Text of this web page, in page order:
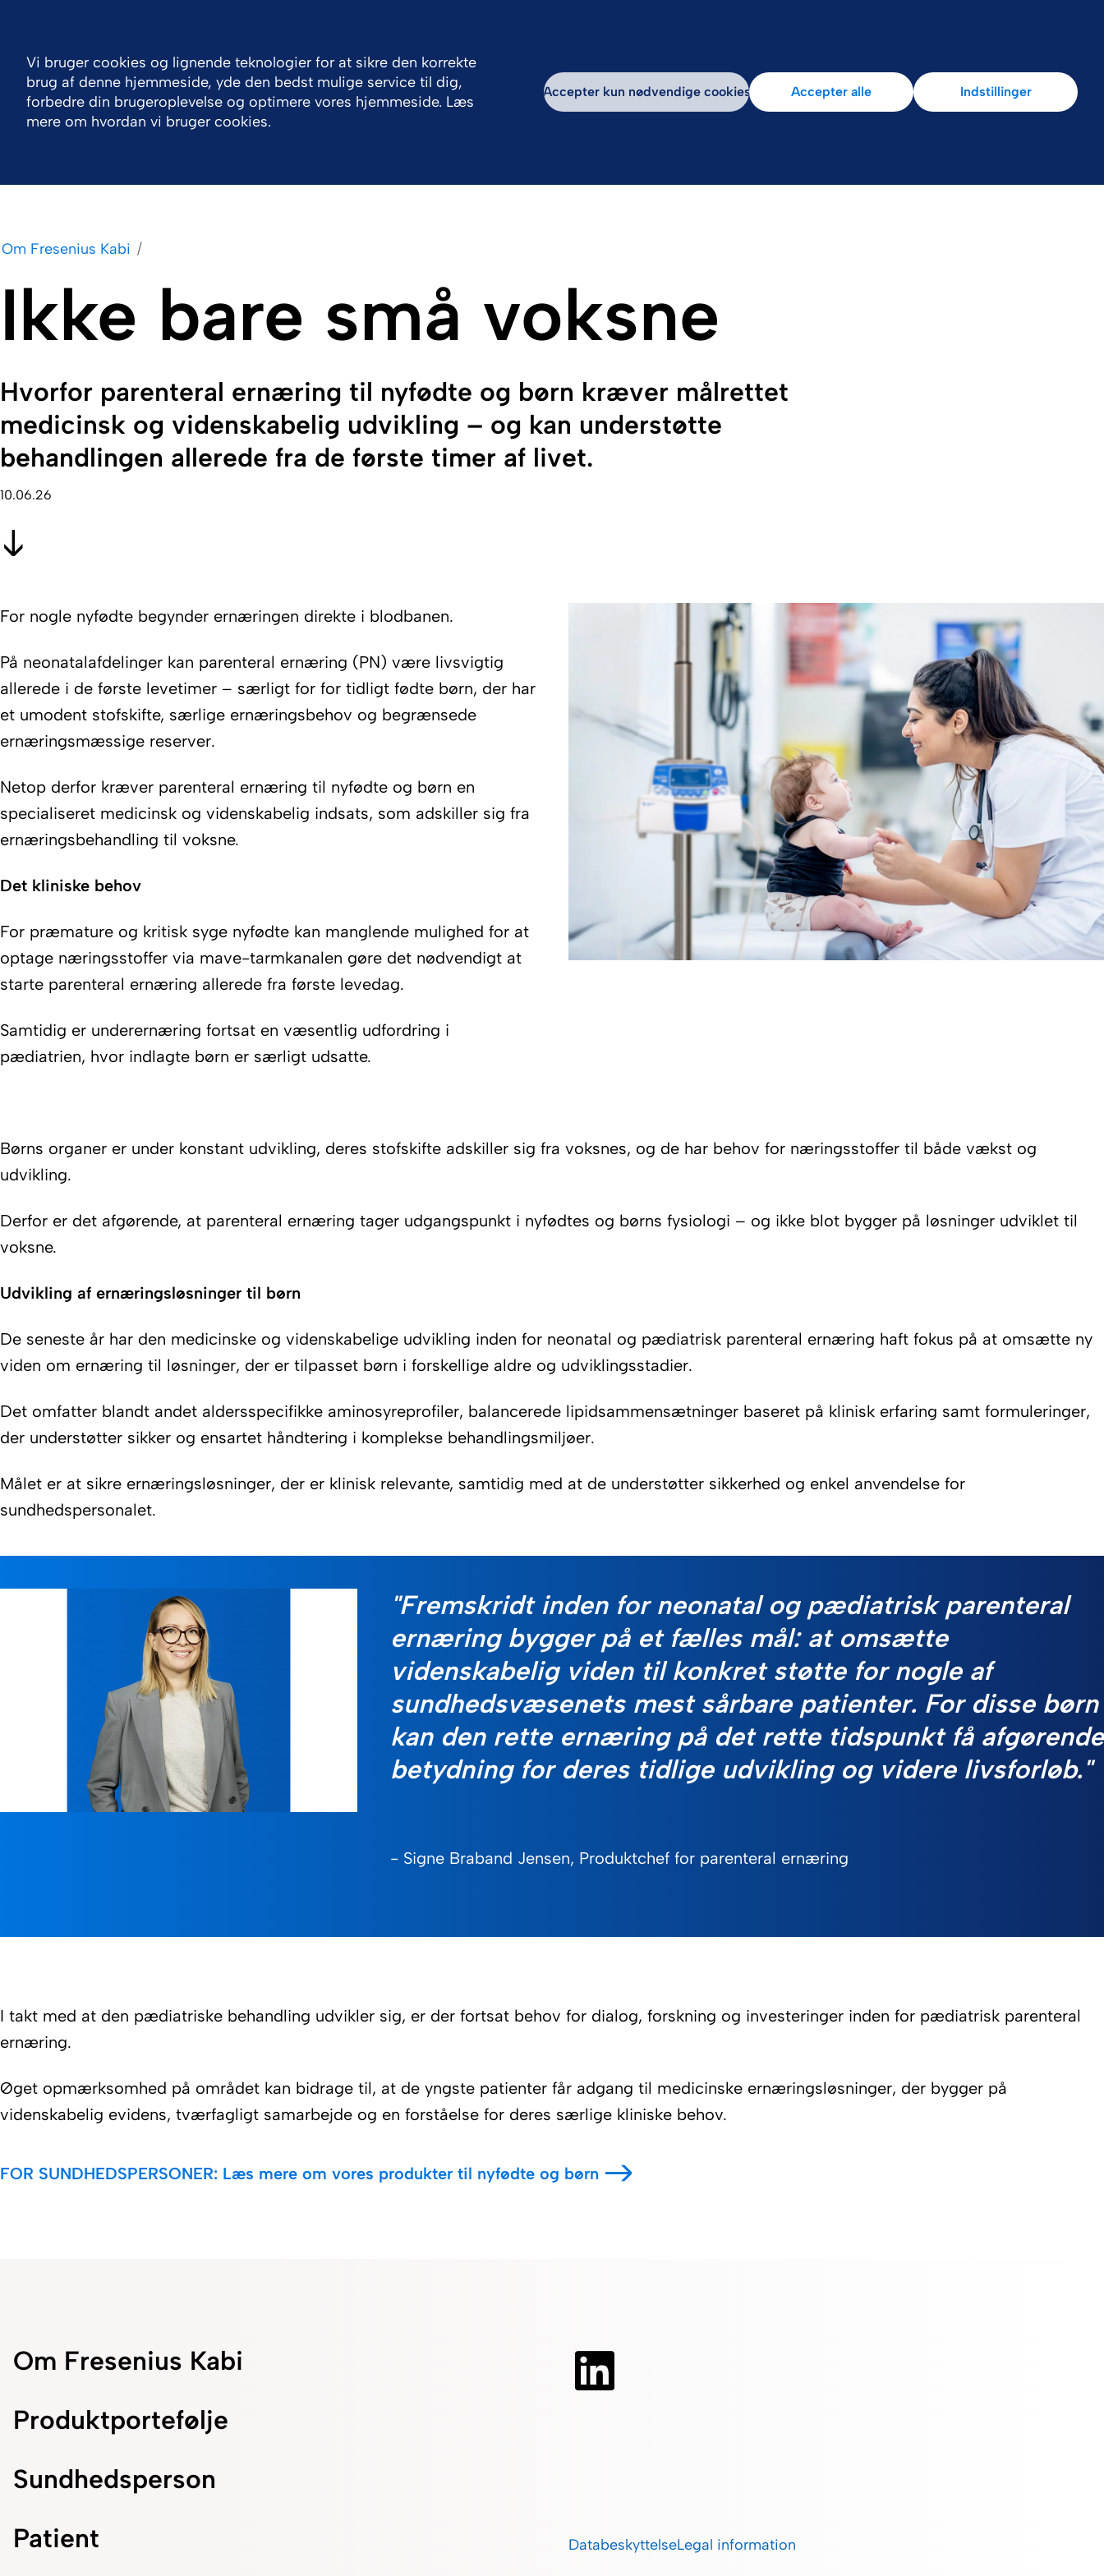
Om Fresenius Kabi Produktportefølje Sundhedsperson Patient
Om Fresenius Kabi
Ikke bare små voksne
Hvorfor parenteral ernæring til nyfødte og børn kræver målrettet
medicinsk og videnskabelig udvikling – og kan understøtte
behandlingen allerede fra de første timer af livet.
10.06.26
For nogle nyfødte begynder ernæringen direkte i blodbanen.
På neonatalafdelinger kan parenteral ernæring (PN) være livsvigtig
allerede i de første levetimer – særligt for for tidligt fødte børn, der har
et umodent stofskifte, særlige ernæringsbehov og begrænsede
ernæringsmæssige reserver.
Netop derfor kræver parenteral ernæring til nyfødte og børn en
specialiseret medicinsk og videnskabelig indsats, som adskiller sig fra
ernæringsbehandling til voksne.
Det kliniske behov
For præmature og kritisk syge nyfødte kan manglende mulighed for at
optage næringsstoffer via mave-tarmkanalen gøre det nødvendigt at
starte parenteral ernæring allerede fra første levedag.
Samtidig er underernæring fortsat en væsentlig udfordring i
pædiatrien, hvor indlagte børn er særligt udsatte.
Børns organer er under konstant udvikling, deres stofskifte adskiller sig fra voksnes, og de har behov for næringsstoffer til både vækst og
udvikling.
Derfor er det afgørende, at parenteral ernæring tager udgangspunkt i nyfødtes og børns fysiologi – og ikke blot bygger på løsninger udviklet til
voksne.
Udvikling af ernæringsløsninger til børn
De seneste år har den medicinske og videnskabelige udvikling inden for neonatal og pædiatrisk parenteral ernæring haft fokus på at omsætte ny
viden om ernæring til løsninger, der er tilpasset børn i forskellige aldre og udviklingsstadier.
Det omfatter blandt andet aldersspecifikke aminosyreprofiler, balancerede lipidsammensætninger baseret på klinisk erfaring samt formuleringer,
der understøtter sikker og ensartet håndtering i komplekse behandlingsmiljøer.
Målet er at sikre ernæringsløsninger, der er klinisk relevante, samtidig med at de understøtter sikkerhed og enkel anvendelse for
sundhedspersonalet.
"Fremskridt inden for neonatal og pædiatrisk parenteral
ernæring bygger på et fælles mål: at omsætte
videnskabelig viden til konkret støtte for nogle af
sundhedsvæsenets mest sårbare patienter. For disse børn
kan den rette ernæring på det rette tidspunkt få afgørende
betydning for deres tidlige udvikling og videre livsforløb."
- Signe Braband Jensen, Produktchef for parenteral ernæring
I takt med at den pædiatriske behandling udvikler sig, er der fortsat behov for dialog, forskning og investeringer inden for pædiatrisk parenteral
ernæring.
Øget opmærksomhed på området kan bidrage til, at de yngste patienter får adgang til medicinske ernæringsløsninger, der bygger på
videnskabelig evidens, tværfagligt samarbejde og en forståelse for deres særlige kliniske behov.
FOR SUNDHEDSPERSONER: Læs mere om vores produkter til nyfødte og børn
Om Fresenius Kabi
Produktportefølje
Sundhedsperson
Patient
DatabeskyttelseLegal information
Vi bruger cookies og lignende teknologier for at sikre den korrekte
brug af denne hjemmeside, yde den bedst mulige service til dig,
forbedre din brugeroplevelse og optimere vores hjemmeside. Læs
mere om hvordan vi bruger cookies.
Accepter kun nødvendige cookies Accepter alle Indstillinger